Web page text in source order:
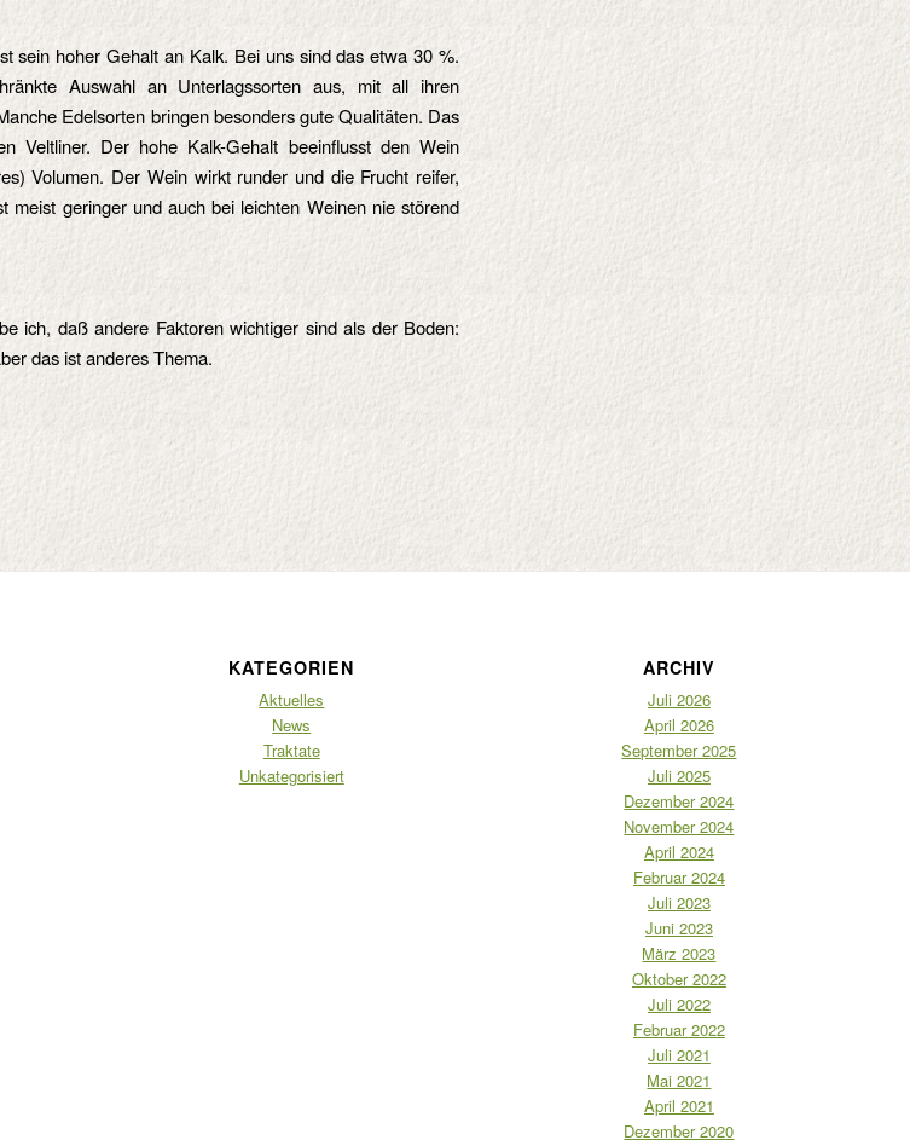
sein hoher Gehalt an Kalk. Bei uns sind das etwa 30 %.
Auswahl an Unterlagssorten aus, mit all ihren
Edelsorten bringen besonders gute Qualitäten. Das
Veltliner. Der hohe Kalk-Gehalt beeinflusst den Wein
Volumen. Der Wein wirkt runder und die Frucht reifer,
meist geringer und auch bei leichten Weinen nie störend
ich, daß andere Faktoren wichtiger sind als der Boden:
das ist anderes Thema.
KATEGORIEN
Aktuelles
News
Traktate
Unkategorisiert
ARCHIV
Juli 2026
April 2026
September 2025
Juli 2025
Dezember 2024
November 2024
April 2024
Februar 2024
Juli 2023
Juni 2023
März 2023
Oktober 2022
Juli 2022
Februar 2022
Juli 2021
Mai 2021
April 2021
Dezember 2020